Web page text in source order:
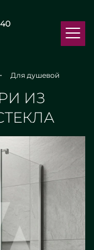
Для душевой
ИЗ